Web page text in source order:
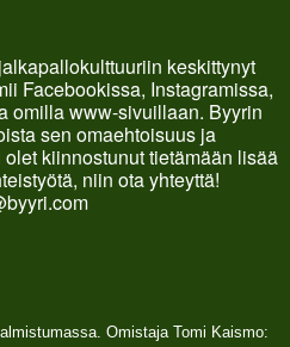
keskittynyt
Facebookissa, Instagramissa,
omilla www-sivuillaan. Byyrin
sen omaehtoisuus ja
kiinnostunut tietämään lisää
niin ota yhteyttä!
Omistaja Tomi Kaismo: